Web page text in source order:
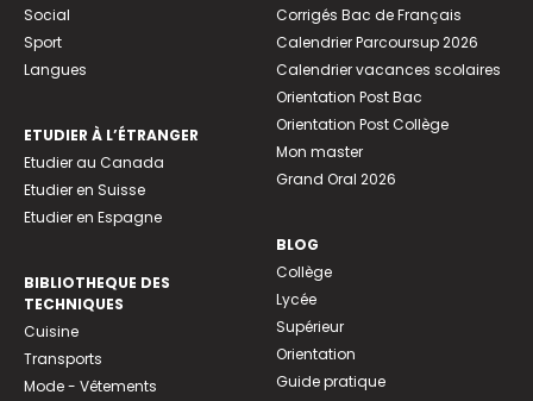
Social
Sport
Langues
ETUDIER À L’ÉTRANGER
Etudier au Canada
Etudier en Suisse
Etudier en Espagne
BIBLIOTHEQUE DES
TECHNIQUES
Cuisine
Transports
Mode - Vêtements
Corrigés Bac de Français
Calendrier Parcoursup 2026
Calendrier vacances scolaires
Orientation Post Bac
Orientation Post Collège
Mon master
Grand Oral 2026
BLOG
Collège
Lycée
Supérieur
Orientation
Guide pratique